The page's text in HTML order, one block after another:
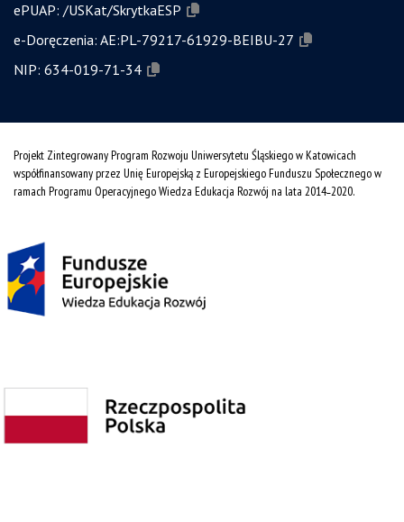
ePUAP: /USKat/SkrytkaESP
e-Doręczenia: AE:PL-79217-61929-BEIBU-27
NIP: 634-019-71-34
Projekt Zintegrowany Program Rozwoju Uniwersytetu Śląskiego w Katowicach
współfinansowany przez Unię Europejską z Europejskiego Funduszu Społecznego w
ramach Programu Operacyjnego Wiedza Edukacja Rozwój na lata 2014˗2020.